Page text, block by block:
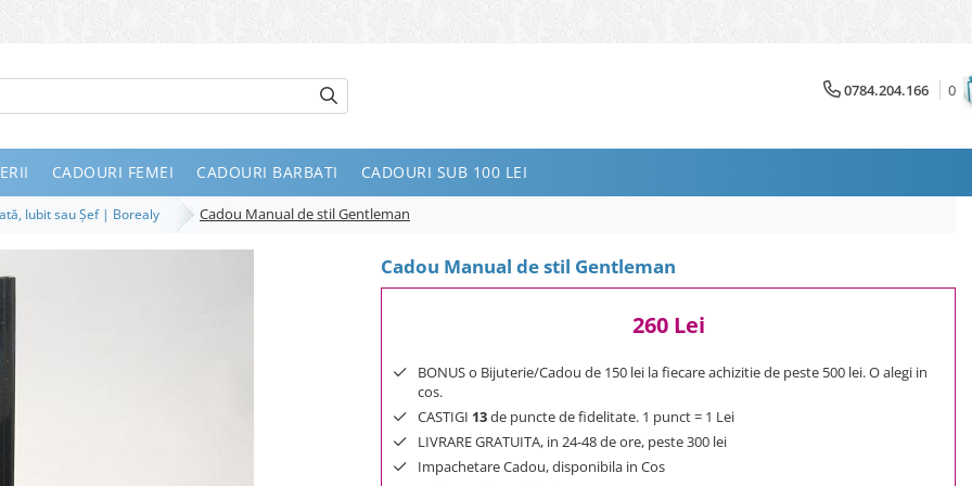
0784.204.166 0
CADOURI FEMEI CADOURI BARBATI CADOURI SUB 100 LEI
Iubit sau Șef | Borealy Cadou Manual de stil Gentleman
Cadou Manual de stil Gentleman
260 Lei
BONUS o Bijuterie/Cadou de 150 lei la fiecare achizitie de peste 500 lei. O alegi in
cos.
CASTIGI 13de puncte de fidelitate. 1 punct = 1 Lei
LIVRARE GRATUITA, in 24-48 de ore, peste 300 lei
Impachetare Cadou, disponibila in Cos